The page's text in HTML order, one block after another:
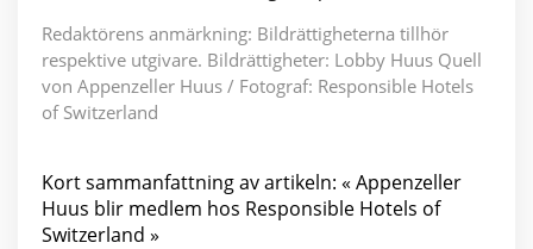
Redaktörens anmärkning: Bildrättigheterna tillhör
respektive utgivare. Bildrättigheter: Lobby Huus Quell
von Appenzeller Huus / Fotograf: Responsible Hotels
of Switzerland
Kort sammanfattning av artikeln: « Appenzeller
Huus blir medlem hos Responsible Hotels of
Switzerland »